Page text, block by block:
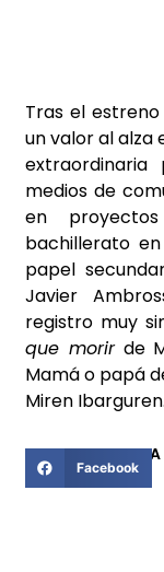
Tras el
un valor al alza
extraordinaria
medios de
en
bachillerato
papel
Javier
registro muy
que morirde
Mamá o papá
Miren Ibarguren.
COMPARTIR
Facebook